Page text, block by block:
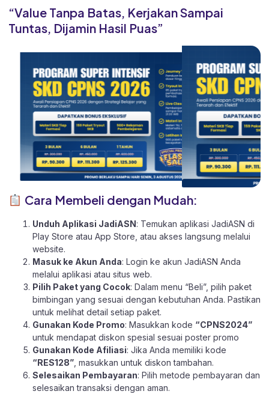
“Value Tanpa Batas, Kerjakan Sampai
Tuntas, Dijamin Hasil Puas”
Cara Membeli dengan Mudah:
Unduh Aplikasi JadiASN: Temukan aplikasi JadiASN di
Play Store atau App Store , atau akses langsung melalui
website.
Masuk ke Akun Anda: Login ke akun JadiASN Anda
melalui aplikasi atau situs web.
Pilih Paket yang Cocok: Dalam menu “Beli”, pilih paket
bimbingan yang sesuai dengan kebutuhan Anda. Pastikan
untuk melihat detail setiap paket.
Gunakan Kode Promo: Masukkan kode “CPNS2024”
untuk mendapat diskon spesial sesuai poster promo
Gunakan Kode Afiliasi: Jika Anda memiliki kode
“RES128” , masukkan untuk diskon tambahan.
Selesaikan Pembayaran: Pilih metode pembayaran dan
selesaikan transaksi dengan aman.